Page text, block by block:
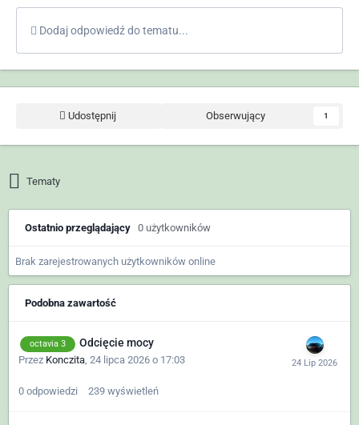
Dodaj odpowiedź do tematu...
Udostępnij Obserwujący 1
Tematy
Ostatnio przeglądający 0 użytkowników
Brak zarejestrowanych użytkowników online
Podobna zawartość
octavia 3 Odcięcie mocy
Przez Konczita 24 lipca 2026 o 17:03
0 odpowiedzi 239 wyświetleń